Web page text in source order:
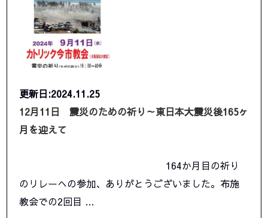
更新日:2024.11.25
12月11日 震災のための祈り～東日本大震災後165ヶ
月を迎えて
164か月目の祈り
のリレーへの参加、ありがとうございました。布施
教会での2回目 …